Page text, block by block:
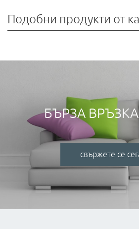
Подобни продукти от
БЪРЗА
свържете се